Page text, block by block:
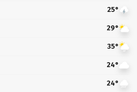
25°
29°
35°
24°
24°